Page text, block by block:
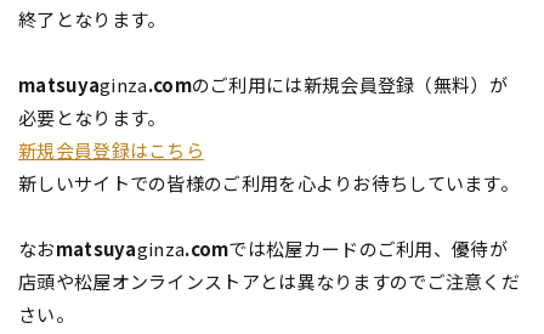
終了となります。
matsuyaginza.comのご利用には新規会員登録（無料）が
必要となります。
新規会員登録はこちら
新しいサイトでの皆様のご利用を心よりお待ちしています。
なおmatsuyaginza.comでは松屋カードのご利用、優待が
店頭や松屋オンラインストアとは異なりますのでご注意くだ
さい。